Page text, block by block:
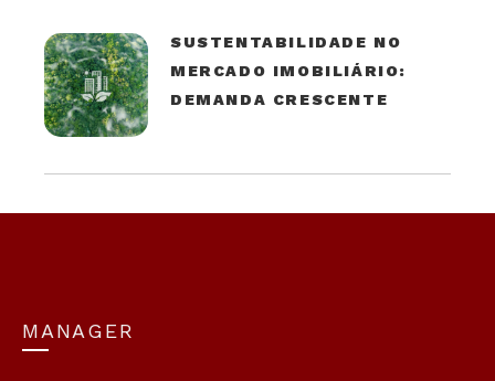
SUSTENTABILIDADE NO
MERCADO IMOBILIÁRIO:
DEMANDA CRESCENTE
MANAGER